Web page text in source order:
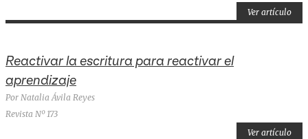
Ver artículo
Reactivar la escritura para reactivar el
aprendizaje
Por Natalia Ávila Reyes
Revista Nº 173
Ver artículo